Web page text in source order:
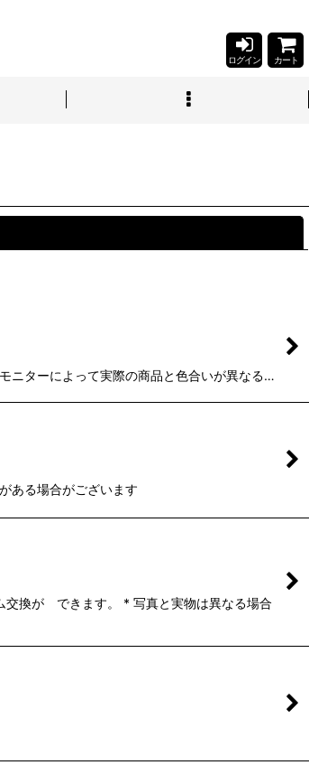
ログイン カート
ニターによって実際の商品と色合いが異なる…
ある場合がございます
交換が できます。 * 写真と実物は異なる場合